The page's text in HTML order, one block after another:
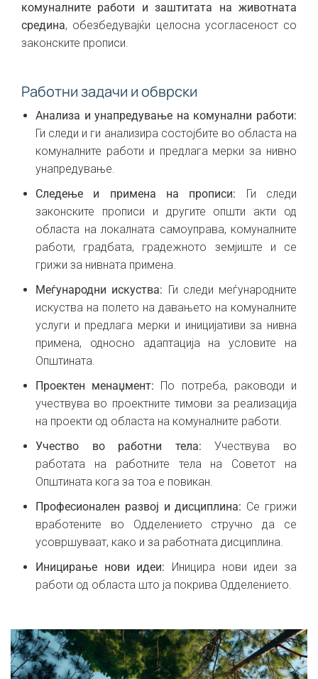
комуналните работи и заштитата на животната
средина, обезбедувајќи целосна усогласеност со
законските прописи.
Работни задачи и обврски
Анализа и унапредување на комунални работи:
Ги следи и ги анализира состојбите во областа на
комуналните работи и предлага мерки за нивно
унапредување.
Следење и примена на прописи: Ги следи
законските прописи и другите општи акти од
областа на локалната самоуправа, комуналните
работи, градбата, градежното земјиште и се
грижи за нивната примена.
Меѓународни искуства: Ги следи меѓународните
искуства на полето на давањето на комуналните
услуги и предлага мерки и иницијативи за нивна
примена, односно адаптација на условите на
Општината.
Проектен менаџмент: По потреба, раководи и
учествува во проектните тимови за реализација
на проекти од областа на комуналните работи.
Учество во работни тела: Учествува во
работата на работните тела на Советот на
Општината кога за тоа е повикан.
Професионален развој и дисциплина: Се грижи
вработените во Одделението стручно да се
усовршуваат, како и за работната дисциплина.
Иницирање нови идеи: Иницира нови идеи за
работи од областа што ја покрива Одделението.